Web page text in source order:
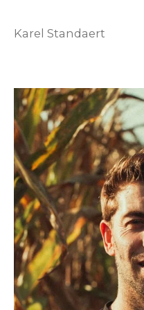
Karel Standaert